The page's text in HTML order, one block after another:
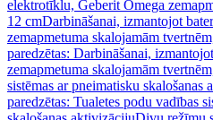
elektrotīklu, Geberit Omega
12 cmDarbināšanai, izmantojot
zemapmetuma skalojamām
paredzētas: Darbināšanai,
zemapmetuma skalojamām
sistēmas ar pneimatisku skalošanas
paredzētas: Tualetes podu vadības